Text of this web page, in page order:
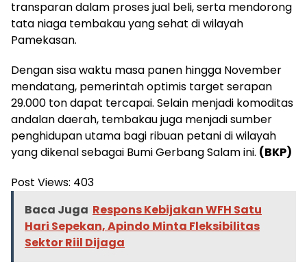
transparan dalam proses jual beli, serta mendorong
tata niaga tembakau yang sehat di wilayah
Pamekasan.
Dengan sisa waktu masa panen hingga November
mendatang, pemerintah optimis target serapan
29.000 ton dapat tercapai. Selain menjadi komoditas
andalan daerah, tembakau juga menjadi sumber
penghidupan utama bagi ribuan petani di wilayah
yang dikenal sebagai Bumi Gerbang Salam ini. (BKP)
Post Views: 403
Baca Juga Respons Kebijakan WFH Satu
Hari Sepekan, Apindo Minta Fleksibilitas
Sektor Riil Dijaga